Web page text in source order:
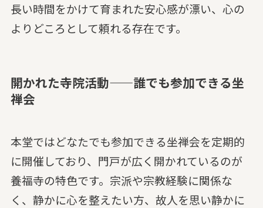
長い時間をかけて育まれた安心感が漂い、心の
よりどころとして頼れる存在です。
開かれた寺院活動——誰でも参加できる坐
禅会
本堂ではどなたでも参加できる坐禅会を定期的
に開催しており、門戸が広く開かれているのが
養福寺の特色です。宗派や宗教経験に関係な
く、静かに心を整えたい方、故人を思い静かに